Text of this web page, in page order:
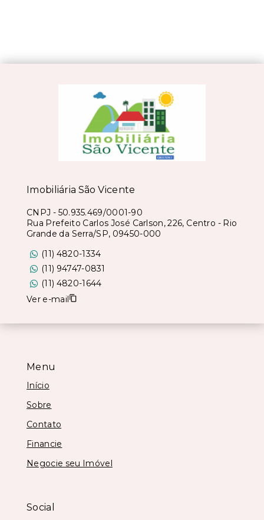
Menu
Início
Sobre
Contato
Financie
Negocie seu Imóvel
Social
Imobiliária São Vicente
CNPJ - 50.935.469/0001-90
Rua Prefeito Carlos José Carlson, 226, Centro - Rio
Grande da Serra/SP, 09450-000
(11) 4820-1334
(11) 94747-0831
(11) 4820-1644
Ver e-mail